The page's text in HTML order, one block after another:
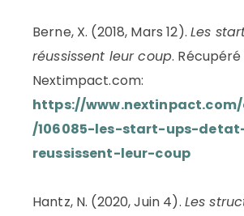
Berne, X. (2018, Mars 12). Les
réussissent leur coup.
Nextimpact.com:
https://www.nextinpact.com/
/106085-les-start-ups-
reussissent-leur-coup
Hantz, N. (2020, Juin 4). Les